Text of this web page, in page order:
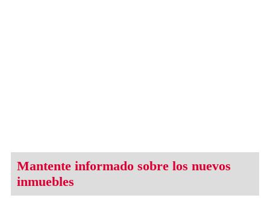
Mantente informado sobre los nuevos
inmuebles